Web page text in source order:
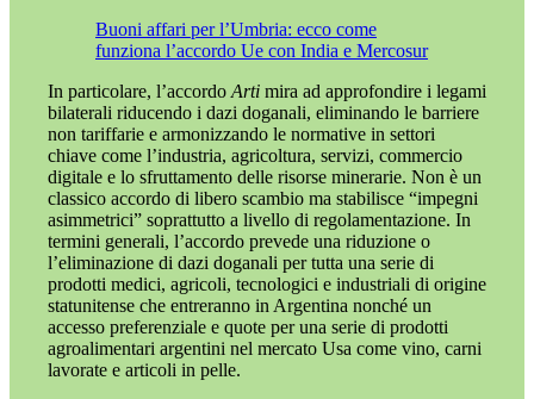
Buoni affari per l’Umbria: ecco come
funziona l’accordo Ue con India e Mercosur
In particolare, l’accordo Arti mira ad approfondire i legami
bilaterali riducendo i dazi doganali, eliminando le barriere
non tariffarie e armonizzando le normative in settori
chiave come l’industria, agricoltura, servizi, commercio
digitale e lo sfruttamento delle risorse minerarie. Non è un
classico accordo di libero scambio ma stabilisce “impegni
asimmetrici” soprattutto a livello di regolamentazione. In
termini generali, l’accordo prevede una riduzione o
l’eliminazione di dazi doganali per tutta una serie di
prodotti medici, agricoli, tecnologici e industriali di origine
statunitense che entreranno in Argentina nonché un
accesso preferenziale e quote per una serie di prodotti
agroalimentari argentini nel mercato Usa come vino, carni
lavorate e articoli in pelle.